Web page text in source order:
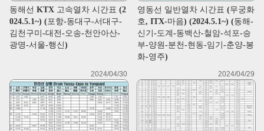
동해선 KTX 고속열차 시간표 (2
024.5.1~) (포항-동대구-서대구-
김천구미-대전-오송-천안아산-
광명-서울-행신)
영동선 일반열차 시간표 (무궁화
호, ITX-마음) (2024.5.1~) (동해-
신기-도계-동백산-철암-석포-승
부-양원-분천-현동-임기-춘양-봉
화-영주)
2024/04/30 2024/04/29